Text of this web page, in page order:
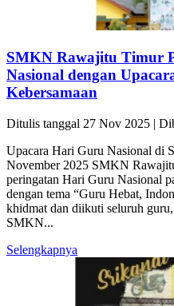
SMKN Rawajitu Timur
Nasional dengan
Kebersamaan
Ditulis tanggal 27 Nov 2025 |
Upacara Hari Guru Nasional di
November 2025 SMKN
peringatan Hari Guru Nasional
dengan tema “Guru Hebat,
khidmat dan diikuti seluruh
SMKN...
Selengkapnya